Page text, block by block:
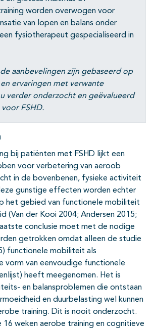
worden overwogen voor
van lopen en balans onder
fysiotherapeut gespecialiseerd in
aanbevelingen zijn gebaseerd op
ervaringen met verwante
verder onderzocht en geëvalueerd
FSHD.
bij patiënten met FSHD lijkt een
voor verbetering van aeroob
in de bovenbenen, fysieke activiteit
gunstige effecten worden echter
het gebied van functionele mobiliteit
(Van der Kooi 2004; Andersen 2015;
conclusie moet met de nodige
getrokken omdat alleen de studie
functionele mobiliteit als
vorm van eenvoudige functionele
heeft meegenomen. Het is
en balansproblemen die ontstaan
en duurbelasting wel kunnen
training. Dit is nooit onderzocht.
16 weken aerobe training en cognitieve